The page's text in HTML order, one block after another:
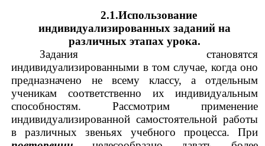
2.1.Использование
индивидуализированных заданий на
различных этапах урока.
Задания становятся
индивидуализированными в том случае, когда оно
предназначено не всему классу, а отдельным
ученикам соответственно их индивидуальным
способностям. Рассмотрим применение
индивидуализированной самостоятельной работы
в различных звеньях учебного процесса. При